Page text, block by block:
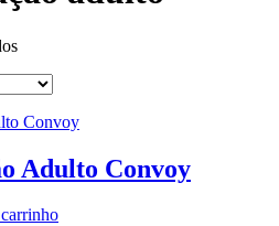
Adulto Convoy